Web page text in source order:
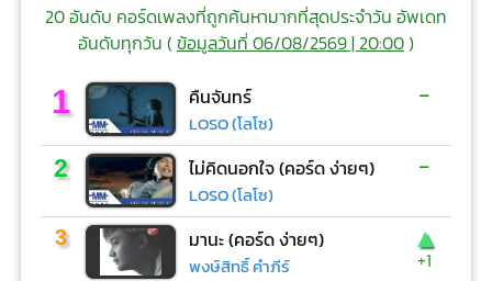
20 อันดับ คอร์ดเพลงที่ถูกค้นหามากที่สุดประจำวัน อัพเดท
อันดับทุกวัน (ข้อมูลวันที่ 06/08/2569 | 20:00)
1 คืนจันทร์
LOSO (โลโซ)
-
2 ไม่คิดนอกใจ (คอร์ด ง่ายๆ)
LOSO (โลโซ)
-
3 มานะ (คอร์ด ง่ายๆ)
พงษ์สิทธิ์ คำภีร์
▲
+1